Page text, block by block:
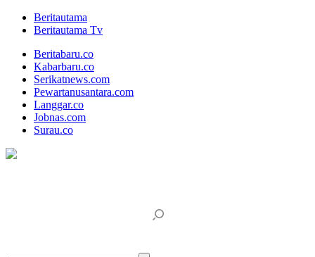
Beritautama
Beritautama Tv
Beritabaru.co
Kabarbaru.co
Serikatnews.com
Pewartanusantara.com
Langgar.co
Jobnas.com
Surau.co